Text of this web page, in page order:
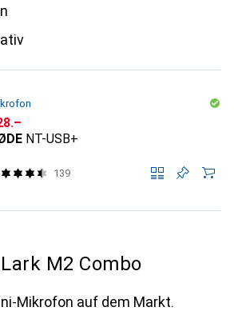
NT-USB+
139
Lark M2 Combo
Mikrofon auf dem Markt.